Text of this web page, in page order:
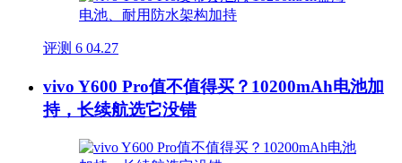
评测 6 04.27
vivo Y600 Pro值不值得买？10200mAh电池加
持，长续航选它没错